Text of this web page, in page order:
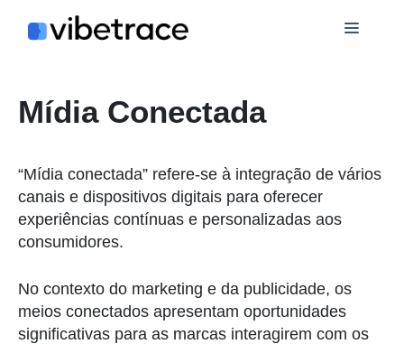
para
Mídia Conectada
“Mídia conectada” refere-se à integração de vários
canais e dispositivos digitais para oferecer
experiências contínuas e personalizadas aos
consumidores.
No contexto do marketing e da publicidade, os
meios conectados apresentam oportunidades
significativas para as marcas interagirem com os